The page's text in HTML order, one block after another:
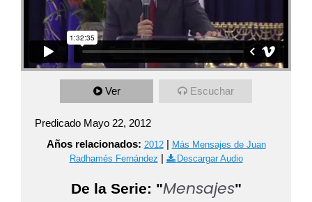
Ver Escuchar
Predicado Mayo 22, 2012
Años relacionados: 2012| Más Mensajes de Juan
Radhamés Fernández | Descargar Audio
De la Serie: "Mensajes"